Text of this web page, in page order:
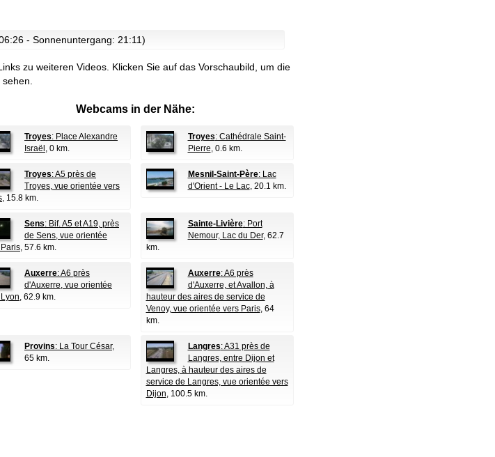
- Sonnenuntergang: 21:11)
zu weiteren Videos. Klicken Sie auf das Vorschaubild, um die
Webcams in der Nähe:
Troyes: Place Alexandre
Israël , 0 km.
Troyes: Cathédrale Saint-
Pierre, 0.6 km.
Troyes: A5 près de
Troyes, vue orientée vers
, 15.8 km.
Mesnil-Saint-Père: Lac
d'Orient - Le Lac, 20.1 km.
Sens: Bif. A5 et A19, près
de Sens, vue orientée
, 57.6 km.
Sainte-Livière: Port
Nemour, Lac du Der, 62.7
km.
Auxerre: A6 près
d'Auxerre, vue orientée
, 62.9 km.
Auxerre: A6 près
d'Auxerre, et Avallon, à
hauteur des aires de service de
Venoy, vue orientée vers Paris, 64
km.
Provins: La Tour César,
65 km.
Langres: A31 près de
Langres, entre Dijon et
Langres, à hauteur des aires de
service de Langres, vue orientée vers
Dijon, 100.5 km.